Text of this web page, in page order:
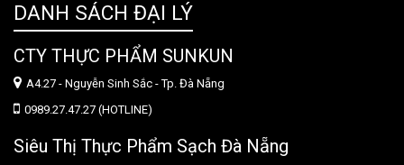
DANH SÁCH ĐẠI LÝ
CTY THỰC PHẨM SUNKUN
A4.27 - Nguyễn Sinh Sắc - Tp. Đà Nẵng
0989.27.47.27 (HOTLINE)
Siêu Thị Thực Phẩm Sạch Đà Nẵng